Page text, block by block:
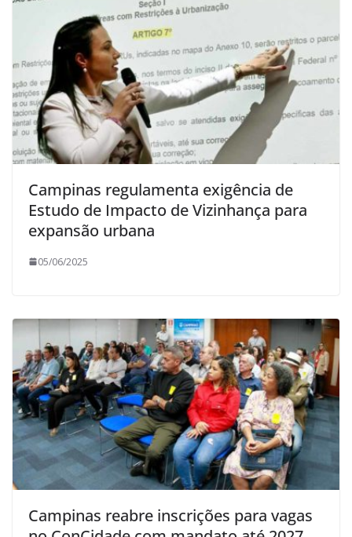
Campinas regulamenta exigência de
Estudo de Impacto de Vizinhança para
expansão urbana
05/06/2025
Campinas reabre inscrições para vagas